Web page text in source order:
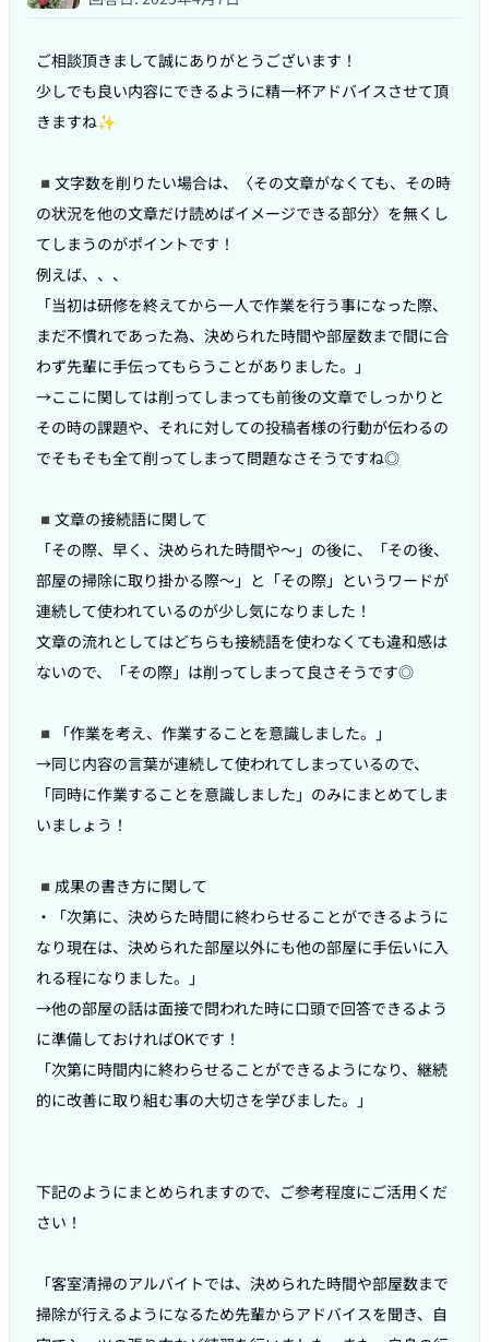
ご相談頂きまして誠にありがとうございます！
少しでも良い内容にできるように精一杯アドバイスさせて頂
きますね✨
◾️文字数を削りたい場合は、〈その文章がなくても、その時
の状況を他の文章だけ読めばイメージできる部分〉を無くし
てしまうのがポイントです！
例えば、、、
「当初は研修を終えてから一人で作業を行う事になった際、
まだ不慣れであった為、決められた時間や部屋数まで間に合
わず先輩に手伝ってもらうことがありました。」
→ここに関しては削ってしまっても前後の文章でしっかりと
その時の課題や、それに対しての投稿者様の行動が伝わるの
でそもそも全て削ってしまって問題なさそうですね◎
◾️文章の接続語に関して
「その際、早く、決められた時間や〜」の後に、「その後、
部屋の掃除に取り掛かる際〜」と「その際」というワードが
連続して使われているのが少し気になりました！
文章の流れとしてはどちらも接続語を使わなくても違和感は
ないので、「その際」は削ってしまって良さそうです◎
◾️「作業を考え、作業することを意識しました。」
→同じ内容の言葉が連続して使われてしまっているので、
「同時に作業することを意識しました」のみにまとめてしま
いましょう！
◾️成果の書き方に関して
・「次第に、決めらた時間に終わらせることができるように
なり現在は、決められた部屋以外にも他の部屋に手伝いに入
れる程になりました。」
→他の部屋の話は面接で問われた時に口頭で回答できるよう
に準備しておければOKです！
「次第に時間内に終わらせることができるようになり、継続
的に改善に取り組む事の大切さを学びました。」
下記のようにまとめられますので、ご参考程度にご活用くだ
さい！
「客室清掃のアルバイトでは、決められた時間や部屋数まで
掃除が行えるようになるため先輩からアドバイスを聞き、自